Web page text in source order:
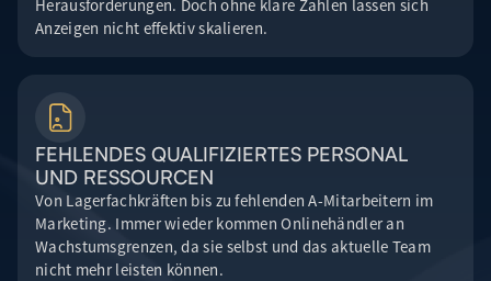
Herausforderungen. Doch ohne klare Zahlen lassen sich
Anzeigen nicht effektiv skalieren.
FEHLENDES QUALIFIZIERTES PERSONAL
UND RESSOURCEN
Von Lagerfachkräften bis zu fehlenden A-Mitarbeitern im
Marketing. Immer wieder kommen Onlinehändler an
Wachstumsgrenzen, da sie selbst und das aktuelle Team
nicht mehr leisten können.